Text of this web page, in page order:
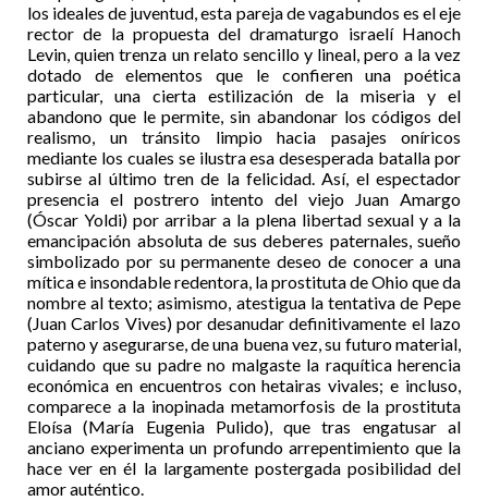
los ideales de juventud, esta pareja de vagabundos es el eje
rector de la propuesta del dramaturgo israelí Hanoch
Levin, quien trenza un relato sencillo y lineal, pero a la vez
dotado de elementos que le confieren una poética
particular, una cierta estilización de la miseria y el
abandono que le permite, sin abandonar los códigos del
realismo, un tránsito limpio hacia pasajes oníricos
mediante los cuales se ilustra esa desesperada batalla por
subirse al último tren de la felicidad. Así, el espectador
presencia el postrero intento del viejo Juan Amargo
(Óscar Yoldi) por arribar a la plena libertad sexual y a la
emancipación absoluta de sus deberes paternales, sueño
simbolizado por su permanente deseo de conocer a una
mítica e insondable redentora, la prostituta de Ohio que da
nombre al texto; asimismo, atestigua la tentativa de Pepe
(Juan Carlos Vives) por desanudar definitivamente el lazo
paterno y asegurarse, de una buena vez, su futuro material,
cuidando que su padre no malgaste la raquítica herencia
económica en encuentros con hetairas vivales; e incluso,
comparece a la inopinada metamorfosis de la prostituta
Eloísa (María Eugenia Pulido), que tras engatusar al
anciano experimenta un profundo arrepentimiento que la
hace ver en él la largamente postergada posibilidad del
amor auténtico.